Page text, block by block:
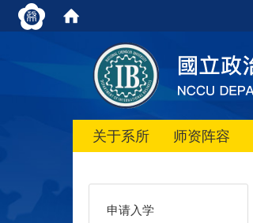
关于系所 师资阵容
申请入学